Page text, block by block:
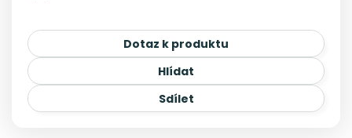
Dotaz k produktu
Hlídat
Sdílet